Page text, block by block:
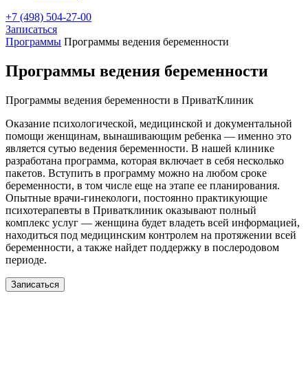
+7 (498) 504-27-00
Записаться
Программы Программы ведения беременности
Программы ведения беременности
Программы ведения беременности в ПриватКлиник
Оказание психологической, медицинской и документальной
помощи женщинам, вынашивающим ребенка — именно это
является сутью ведения беременности. В нашей клинике
разработана программа, которая включает в себя несколько
пакетов. Вступить в программу можно на любом сроке
беременности, в том числе еще на этапе ее планирования.
Опытные врачи-гинекологи, постоянно практикующие
психотерапевты в Приватклиник оказывают полный
комплекс услуг — женщина будет владеть всей информацией,
находиться под медицинским контролем на протяжении всей
беременности, а также найдет поддержку в послеродовом
периоде.
Записаться